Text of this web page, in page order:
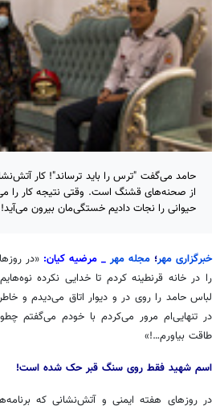
حامد می‌گفت "ترس را باید ترساند"! کار
از صحنه‌های قشنگ است. وقتی نتیجه کار را
حیوانی را نجات دادیم خستگی‌مان بیرون می‌آید!
خبرگزاری مهر؛ مجله مهر _ مرضیه کیان: «در
را در خانه قرنطینه کردم تا خدایی نکرده
لباس حامد را روی در و دیوار اتاق می‌دیدم و
در تنهایی‌ام مرور می‌کردم با خودم می‌گفتم
طاقت بیاورم…!»
اسم شهید فقط روی سنگ قبر حک شده است!
در روزهای هفته ایمنی و آتش‌نشانی که